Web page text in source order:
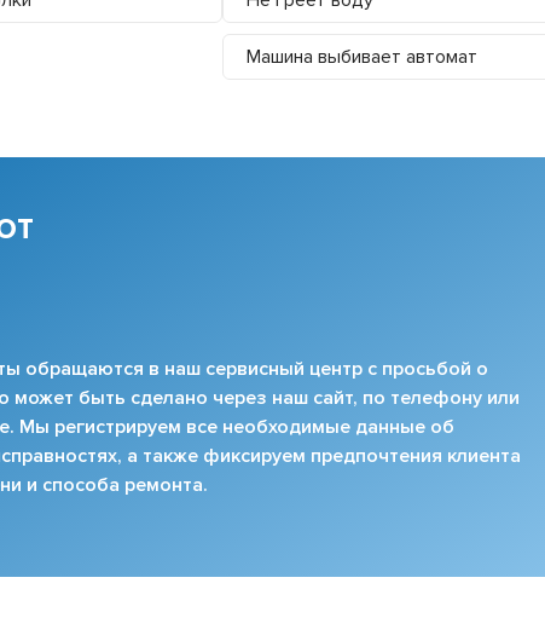
Машина выбивает автомат
обращаются в наш сервисный центр с просьбой о
может быть сделано через наш сайт, по телефону или
Мы регистрируем все необходимые данные об
а также фиксируем предпочтения клиента
и способа ремонта.